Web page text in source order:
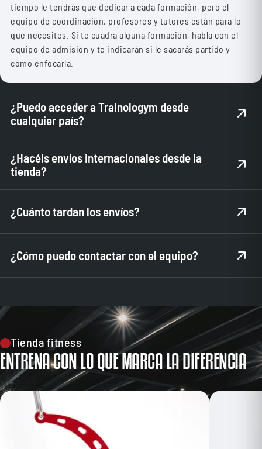
tiempo le tendrás que dedicar a cada formación, pero el
equipo de coordinación, profesores y tutores están para lo
que necesites. Si te cuadra alguna formación, habla con el
equipo de admisión y te indicarán si le sacarás partido y
cómo enfocarla.
¿Puedo acceder a Trainologym desde
cualquier país?
podrás acceder en remoto desde cualquier país.
¿Hacéis envíos internacionales desde la
tienda?
¿Cuánto tardan los envíos?
variar, pero de 3 a 5 días laborables.
¿Cómo puedo contactar con el equipo?
Tienda fitness
ENTRENA CON LO QUE MARCA LA DIFERENCIA